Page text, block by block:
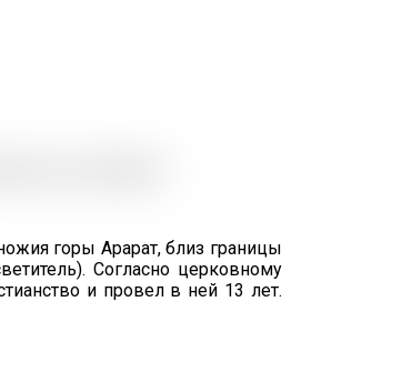
горы Арарат, близ границы
Согласно церковному
и провел в ней 13 лет.